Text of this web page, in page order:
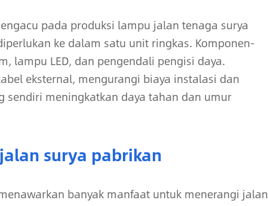
pada produksi lampu jalan tenaga surya
ke dalam satu unit ringkas. Komponen-
lampu LED, dan pengendali pengisi daya.
eksternal, mengurangi biaya instalasi dan
sendiri meningkatkan daya tahan dan umur
surya pabrikan
banyak manfaat untuk menerangi jalan